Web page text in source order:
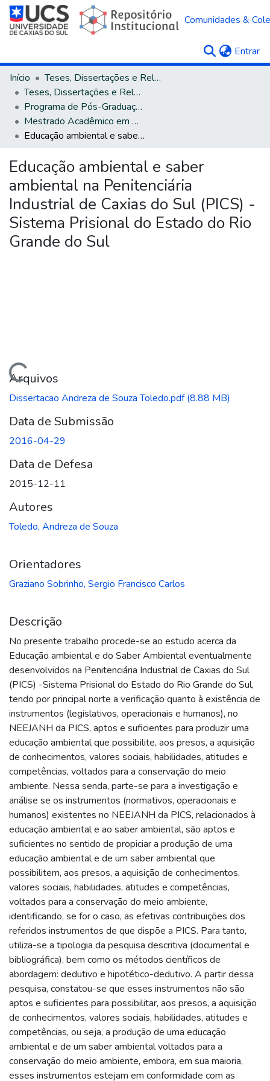
Comunidades &
Entrar
Início
Teses, Dissertações e Relatórios
Teses, Dissertações e Relatórios defendidos na UCS
Programa de Pós-Graduação em Direito
Mestrado Acadêmico em Direito
Educação ambiental e saber ambiental na Penitenciária Industrial de Caxias do Sul (PICS) - Sistema Prisional do Estado do Rio Grande do Sul
Educação ambiental e saber
ambiental na Penitenciária
Industrial de Caxias do Sul (PICS) -
Sistema Prisional do Estado do Rio
Grande do Sul
Arquivos
Dissertacao Andreza de Souza Toledo.pdf(8.88 MB)
Data de Submissão
2016-04-29
Data de Defesa
2015-12-11
Autores
Toledo, Andreza de Souza
Orientadores
Graziano Sobrinho, Sergio Francisco Carlos
Descrição
No presente trabalho procede-se ao estudo acerca da
Educação ambiental e do Saber Ambiental eventualmente
desenvolvidos na Penitenciária Industrial de Caxias do Sul
(PICS) -Sistema Prisional do Estado do Rio Grande do Sul,
tendo por principal norte a verificação quanto à existência de
instrumentos (legislativos, operacionais e humanos), no
NEEJANH da PICS, aptos e suficientes para produzir uma
educação ambiental que possibilite, aos presos, a aquisição
de conhecimentos, valores sociais, habilidades, atitudes e
competências, voltados para a conservação do meio
ambiente. Nessa senda, parte-se para a investigação e
análise se os instrumentos (normativos, operacionais e
humanos) existentes no NEEJANH da PICS, relacionados à
educação ambiental e ao saber ambiental, são aptos e
suficientes no sentido de propiciar a produção de uma
educação ambiental e de um saber ambiental que
possibilitem, aos presos, a aquisição de conhecimentos,
valores sociais, habilidades, atitudes e competências,
voltados para a conservação do meio ambiente,
identificando, se for o caso, as efetivas contribuições dos
referidos instrumentos de que dispõe a PICS. Para tanto,
utiliza-se a tipologia da pesquisa descritiva (documental e
bibliográfica), bem como os métodos científicos de
abordagem: dedutivo e hipotético-dedutivo. A partir dessa
pesquisa, constatou-se que esses instrumentos não são
aptos e suficientes para possibilitar, aos presos, a aquisição
de conhecimentos, valores sociais, habilidades, atitudes e
competências, ou seja, a produção de uma educação
ambiental e de um saber ambiental voltados para a
conservação do meio ambiente, embora, em sua maioria,
esses instrumentos estejam em conformidade com as